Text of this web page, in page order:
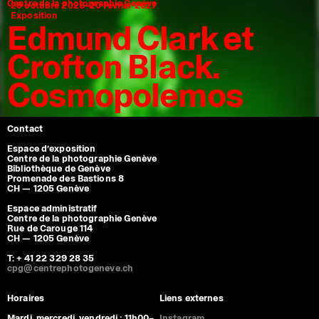
Centre de la photographie Genève
29 octobre 2026–20 février 2027
Exposition
Edmund Clark et
Crofton Black.
Cosmopolemos
Contact
Espace d’exposition
Centre de la photographie Genève
Bibliothèque de Genève
Promenade des Bastions 8
CH — 1205 Genève
Espace administratif
Centre de la photographie Genève
Rue de Carouge 114
CH — 1205 Genève
T: + 41 22 329 28 35
cpg@centrephotogeneve.ch
Horaires
Liens externes